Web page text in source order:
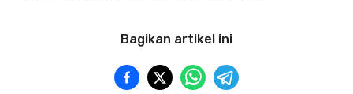
Bagikan artikel ini